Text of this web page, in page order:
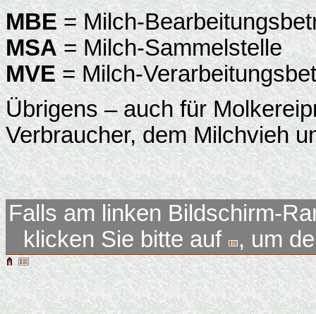
MBE= Milch-
MSA= Milch-Sammelstelle
MVE= Milch-
Übrigens – auch für
Verbraucher, dem Milchvieh
Falls am linken Bildschirm-
klicken Sie bitte auf
, um